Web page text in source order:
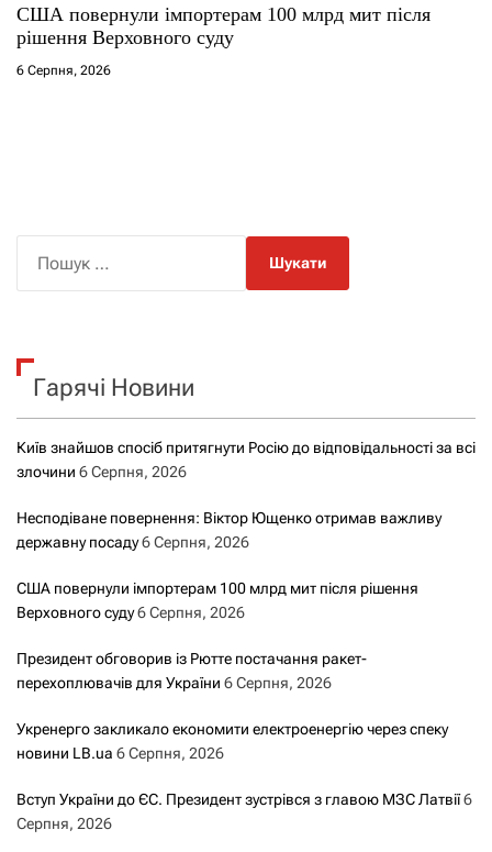
США повернули імпортерам 100 млрд мит після
рішення Верховного суду
6 Серпня, 2026
к
Гарячі Новини
Київ знайшов спосіб притягнути Росію до відповідальності за всі
злочини 6 Серпня, 2026
Несподіване повернення: Віктор Ющенко отримав важливу
державну посаду6 Серпня, 2026
США повернули імпортерам 100 млрд мит після рішення
Верховного суду6 Серпня, 2026
Президент обговорив із Рютте постачання ракет-
перехоплювачів для України 6 Серпня, 2026
Укренерго закликало економити електроенергію через спеку
новини LB.ua 6 Серпня, 2026
Вступ України до ЄС. Президент зустрівся з главою МЗС Латвії6
Серпня, 2026